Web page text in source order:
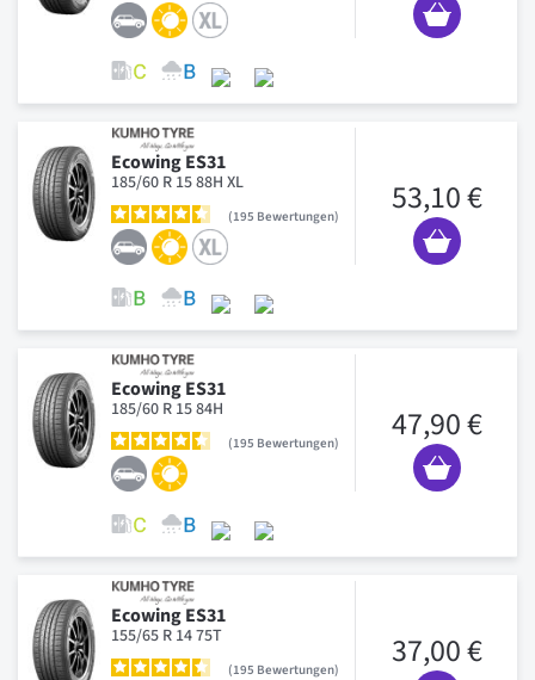
Ecowing ES31
185/60 R 15 88H XL
195 Bewertungen 53,10 €
Ecowing ES31
185/60 R 15 84H
195 Bewertungen 47,90 €
Ecowing ES31
155/65 R 14 75T
195 Bewertungen 37,00 €